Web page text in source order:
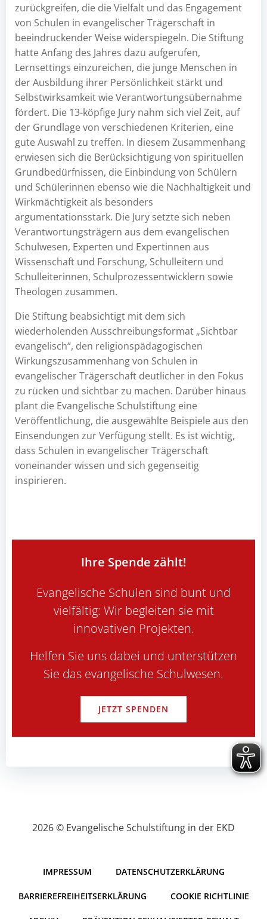
zurückgreifen, die die Vielfalt und das Engagement
von Schulen in evangelischer Trägerschaft in
beeindruckender Weise widerspiegeln. Die Stiftung
hatte Anfang des Jahres dazu aufgerufen,
Lernsettings einzureichen, die junge Menschen in
der Ausbildung ihrer Persönlichkeit stärkt und
Selbstwirksamkeit wie Verantwortungsübernahme
fördert. Die 13-köpfige Jury nahm sich viel Zeit, auf
der Grundlage von verschiedenen Kriterien, eine
gute Auswahl zu treffen. In diesem Zusammenhang
erwiesen sich die Berücksichtigung von spirituellen
Grundbedürfnissen, die Einbindung von Schülern
und Schülerinnen ebenso wie die Nachhaltigkeit und
Wirkmächtigkeit als besonders
argumentationsstark. Die Jury setzte sich neben
Verantwortungsträgern aus dem evangelischen
Schulwesen, Experten und Expertinnen aus
Wissenschaft und Forschung, Schulleitern und
Schulleiterinnen, Schulprozessentwicklern sowie
Theologen zusammen.
Die Stiftung beabsichtigt mit dem sich
wiederholenden Ausschreibungsformat „Sichtbar
evangelisch“, den religionspädagogischen
Wirkungszusammenhang von Schulen in
evangelischer Trägerschaft deutlicher in den Fokus
zu rücken und sichtbar zu machen. Darüber hinaus
plant die Evangelische Schulstiftung eine
Veröffentlichung, die ausgewählte Beispiele aus den
Einsendungen zur Verfügung stellt. Es ist wichtig,
dass Schulen in evangelischer Trägerschaft
voneinander wissen und sich gegenseitig
inspirieren.
Ihre Spende zählt!
Evangelische Schulen sind bunt und
vielfältig: Wir begleiten sie mit
innovativen Projekten.
Helfen Sie uns dabei und unterstützen
Sie das evangelische Schulwesen.
JETZT SPENDEN
2026 © Evangelische Schulstiftung in der EKD
IMPRESSUM DATENSCHUTZERKLÄRUNG
BARRIEREFREIHEITSERKLÄRUNG COOKIE RICHTLINIE